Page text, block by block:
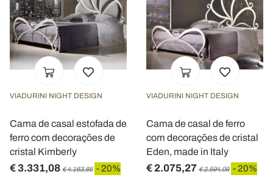
VIADURINI NIGHT DESIGN
Cama de casal estofada de
ferro com decorações de
cristal Kimberly
€ 3.331,08 € 4.163,85 - 20%
VIADURINI NIGHT DESIGN
Cama de casal de ferro
com decorações de cristal
Eden, made in Italy
€ 2.075,27 € 2.594,09 - 20%